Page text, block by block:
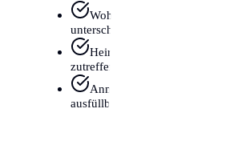
Wohnungsgeberbestätigung
unterschrieben)
Heiratsurkunde oder
zutreffend)
Anmeldeformular (oft online
ausfüllbar)